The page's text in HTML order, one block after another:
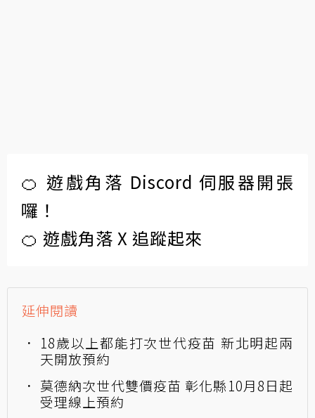
🍊 遊戲角落 Discord 伺服器開張
囉！
🍊 遊戲角落 X 追蹤起來
延伸閱讀
18歲以上都能打次世代疫苗 新北明起兩
天開放預約
莫德納次世代雙價疫苗 彰化縣10月8日起
受理線上預約